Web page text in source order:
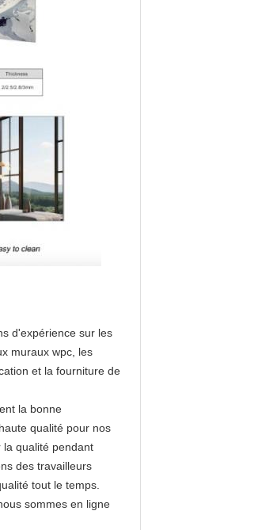
d'expérience sur les
muraux wpc, les
et la fourniture de
la bonne
qualité pour nos
qualité pendant
des travailleurs
tout le temps.
sommes en ligne